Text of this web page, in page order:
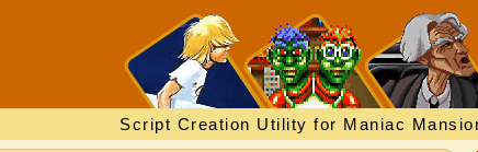
Script Creation Utility for Maniac